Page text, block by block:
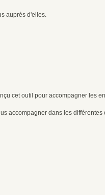
auprès d'elles.
cet outil pour accompagner les
accompagner dans les différentes